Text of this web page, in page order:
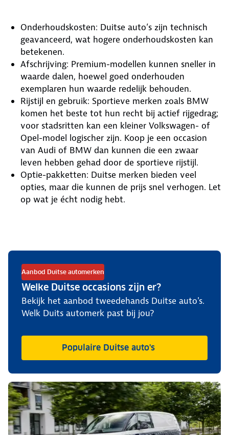
Onderhoudskosten: Duitse auto’s zijn technisch
geavanceerd, wat hogere onderhoudskosten kan
betekenen.
Afschrijving: Premium-modellen kunnen sneller in
waarde dalen, hoewel goed onderhouden
exemplaren hun waarde redelijk behouden.
Rijstijl en gebruik: Sportieve merken zoals BMW
komen het beste tot hun recht bij actief rijgedrag;
voor stadsritten kan een kleiner Volkswagen- of
Opel-model logischer zijn. Koop je een occasion
van Audi of BMW dan kunnen die een zwaar
leven hebben gehad door de sportieve rijstijl.
Optie-pakketten: Duitse merken bieden veel
opties, maar die kunnen de prijs snel verhogen. Let
op wat je écht nodig hebt.
Aanbod Duitse automerken
Welke Duitse occasions zijn er?
Bekijk het aanbod tweedehands Duitse auto's.
Welk Duits automerk past bij jou?
Populaire Duitse auto's